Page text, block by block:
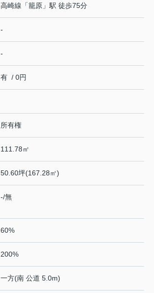
高崎線 「籠原 」駅 徒歩75分
-
-
有 / 0円
所有権
111.78㎡
50.60坪(167.28㎡)
-/無
60%
200%
一方(南 公道 5.0m)